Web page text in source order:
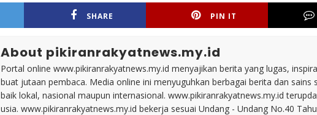
SHARE PIN IT
About pikiranrakyatnews.my.id
Portal online www.pikiranrakyatnews.my.id menyajikan berita yang lugas,
buat jutaan pembaca. Media online ini menyuguhkan berbagai berita dan sains
baik lokal, nasional maupun internasional. www.pikiranrakyatnews.my.id
usia. www.pikiranrakyatnews.my.id bekerja sesuai Undang - Undang No.40